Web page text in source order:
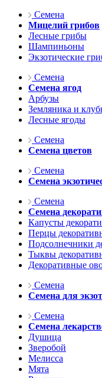
Семена
Мицелий грибов
Лесные грибы
Шампиньоны
Экзотические
Семена
Семена ягод
Арбузы
Земляника и
Лесные ягоды
Семена
Семена цветов
Семена
Семена
Семена
Семена
Капусты
Перцы
Подсолнечники
Тыквы
Декоративные
Семена
Семена для
Семена
Семена
Душица
Зверобой
Мелисса
Мята